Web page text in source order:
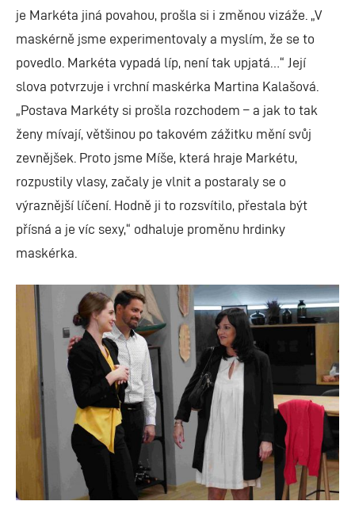
je Markéta jiná povahou, prošla si i změnou vizáže. „V
maskérně jsme experimentovaly a myslím, že se to
povedlo. Markéta vypadá líp, není tak upjatá…“ Její
slova potvrzuje i vrchní maskérka Martina Kalašová.
„Postava Markéty si prošla rozchodem – a jak to tak
ženy mívají, většinou po takovém zážitku mění svůj
zevnějšek. Proto jsme Míše, která hraje Markétu,
rozpustily vlasy, začaly je vlnit a postaraly se o
výraznější líčení. Hodně ji to rozsvítilo, přestala být
přísná a je víc sexy,“ odhaluje proměnu hrdinky
maskérka.